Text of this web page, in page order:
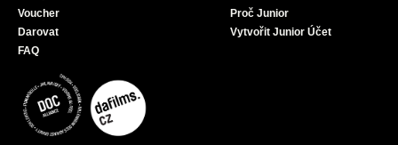
Voucher
Darovat
FAQ
Proč Junior
Vytvořit Junior Účet